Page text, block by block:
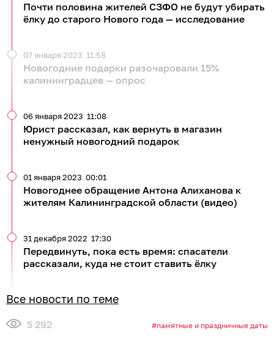
Почти половина жителей СЗФО не будут убирать
ёлку до старого Нового года — исследование
Новогодние подарки разочаровали 15%
калининградцев — опрос
07 января 2023 11:58
Юрист рассказал, как вернуть в магазин
ненужный новогодний подарок
06 января 2023 11:08
Новогоднее обращение Антона Алиханова к
жителям Калининградской области (видео)
01 января 2023 00:01
Передвинуть, пока есть время: спасатели
рассказали, куда не стоит ставить ёлку
31 декабря 2022 17:30
Все новости по теме
5 292 памятные и праздничные даты